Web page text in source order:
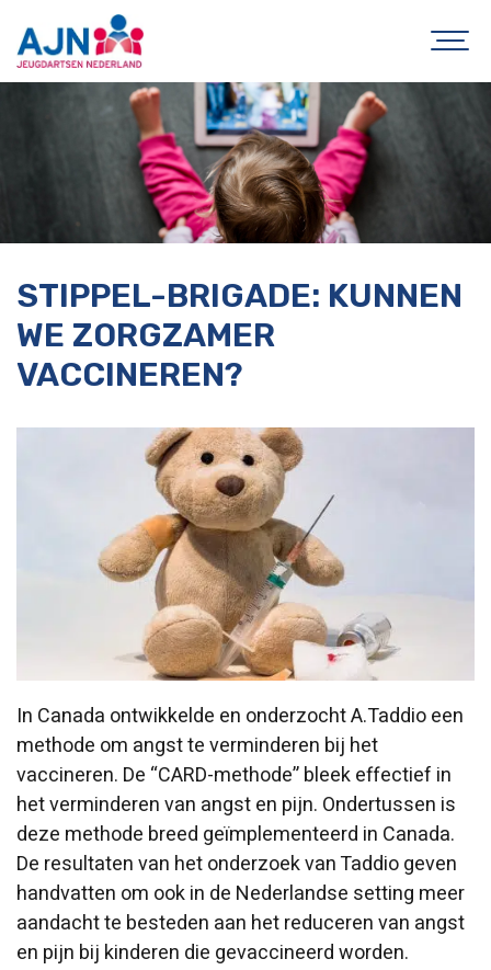
STIPPEL-BRIGADE: KUNNEN
WE ZORGZAMER
VACCINEREN?
In Canada ontwikkelde en onderzocht A.Taddio een
methode om angst te verminderen bij het
vaccineren. De “CARD-methode” bleek effectief in
het verminderen van angst en pijn. Ondertussen is
deze methode breed geïmplementeerd in Canada.
De resultaten van het onderzoek van Taddio geven
handvatten om ook in de Nederlandse setting meer
aandacht te besteden aan het reduceren van angst
en pijn bij kinderen die gevaccineerd worden.